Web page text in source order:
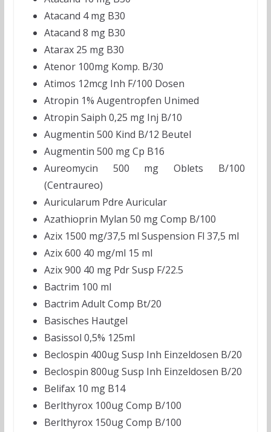
Atacand 4 mg B30
Atacand 8 mg B30
Atarax 25 mg B30
Atenor 100mg Komp. B/30
Atimos 12mcg Inh F/100 Dosen
Atropin 1% Augentropfen Unimed
Atropin Saiph 0,25 mg Inj B/10
Augmentin 500 Kind B/12 Beutel
Augmentin 500 mg Cp B16
Aureomycin 500 mg Oblets B/100
(Centraureo)
Auricularum Pdre Auricular
Azathioprin Mylan 50 mg Comp B/100
Azix 1500 mg/37,5 ml Suspension Fl 37,5 ml
Azix 600 40 mg/ml 15 ml
Azix 900 40 mg Pdr Susp F/22.5
Bactrim 100 ml
Bactrim Adult Comp Bt/20
Basisches Hautgel
Basissol 0,5% 125ml
Beclospin 400ug Susp Inh Einzeldosen B/20
Beclospin 800ug Susp Inh Einzeldosen B/20
Belifax 10 mg B14
Berlthyrox 100ug Comp B/100
Berlthyrox 150ug Comp B/100